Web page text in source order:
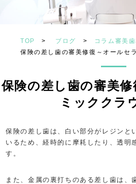
TOP > ブログ > コラム審美
保険の差し歯の審美修復～オールセ
保険の差し歯の審美
ミッククラ
保険の差し歯は、白い部分がレジンと
いるため、経時的に摩耗したり、透明
す。
また、金属の裏打ちのある差し歯は、